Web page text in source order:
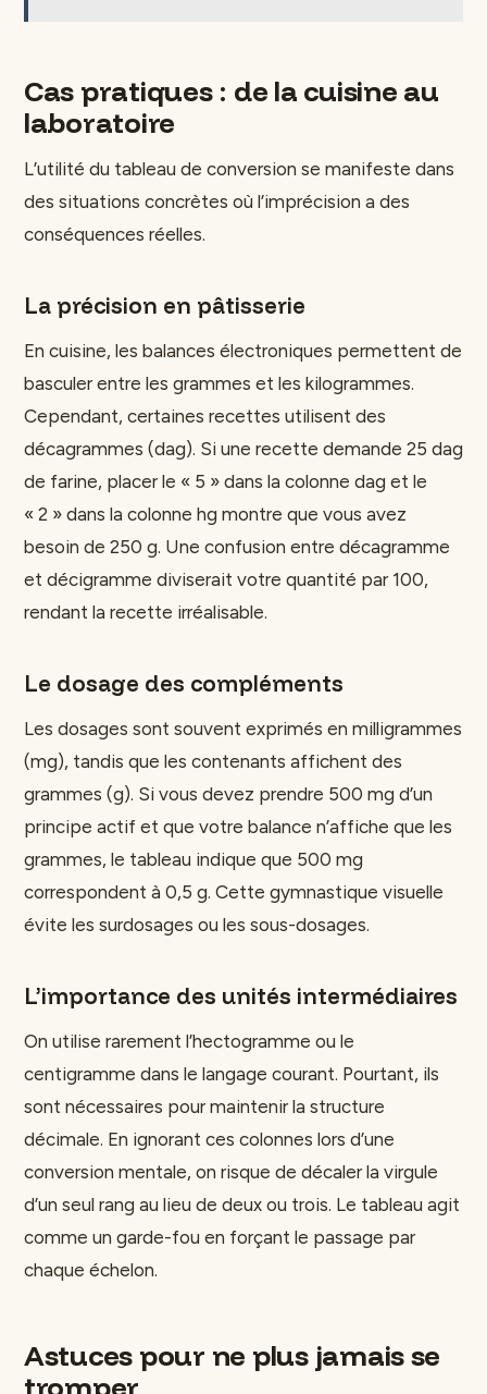
Cas pratiques : de la cuisine au
laboratoire
L’utilité du tableau de conversion se manifeste dans
des situations concrètes où l’imprécision a des
conséquences réelles.
La précision en pâtisserie
En cuisine, les balances électroniques permettent de
basculer entre les grammes et les kilogrammes.
Cependant, certaines recettes utilisent des
décagrammes (dag). Si une recette demande 25 dag
de farine, placer le « 5 » dans la colonne dag et le
« 2 » dans la colonne hg montre que vous avez
besoin de 250 g. Une confusion entre décagramme
et décigramme diviserait votre quantité par 100,
rendant la recette irréalisable.
Le dosage des compléments
Les dosages sont souvent exprimés en milligrammes
(mg), tandis que les contenants affichent des
grammes (g). Si vous devez prendre 500 mg d’un
principe actif et que votre balance n’affiche que les
grammes, le tableau indique que 500 mg
correspondent à 0,5 g. Cette gymnastique visuelle
évite les surdosages ou les sous-dosages.
L’importance des unités intermédiaires
On utilise rarement l’hectogramme ou le
centigramme dans le langage courant. Pourtant, ils
sont nécessaires pour maintenir la structure
décimale. En ignorant ces colonnes lors d’une
conversion mentale, on risque de décaler la virgule
d’un seul rang au lieu de deux ou trois. Le tableau agit
comme un garde-fou en forçant le passage par
chaque échelon.
Astuces pour ne plus jamais se
tromper